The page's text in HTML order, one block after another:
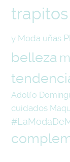
trapitos
y Moda uñas
belleza
Adolfo
cuidados